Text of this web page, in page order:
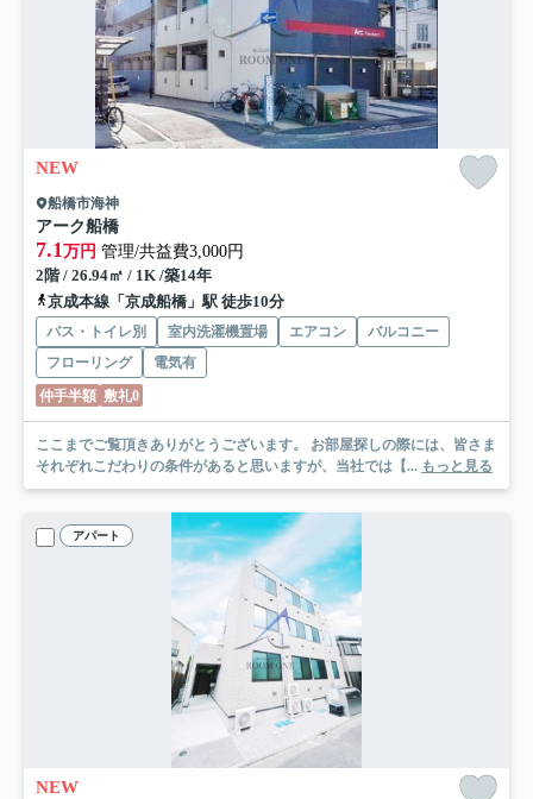
NEW
船橋市海神
アーク船橋
7.1万円 管理/共益費3,000円
2階 / 26.94㎡ / 1K /築14年
京成本線「京成船橋」駅 徒歩10分
バス・トイレ別 室内洗濯機置場 エアコン
バルコニー
フローリング
電気有
仲手半額 敷礼0
ここまでご覧頂きありがとうございます。 お部屋探しの際には、皆さま
それぞれこだわりの条件があると思いますが、当社では【... もっと見る
アパート
NEW